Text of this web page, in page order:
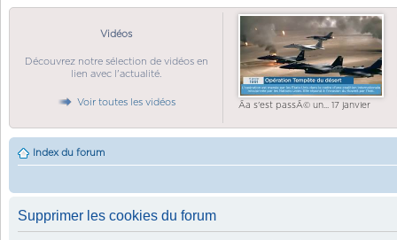
Vidéos
Découvrez notre sélection de vidéos en
lien avec l'actualité.
Voir toutes les vidéos Ãa s'est passÃ© un... 17 janvier
Index du forum
Supprimer les cookies du forum